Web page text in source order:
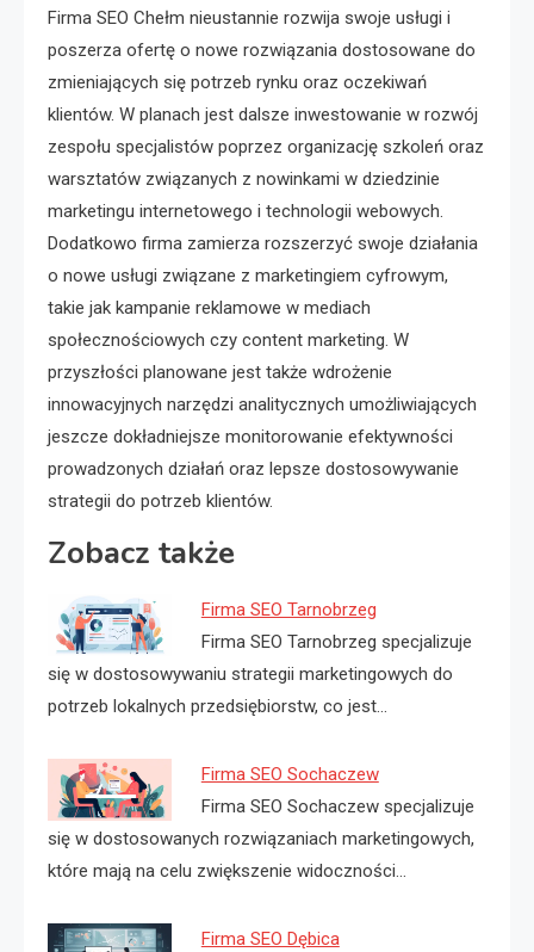
Firma SEO Chełm nieustannie rozwija swoje usługi i
poszerza ofertę o nowe rozwiązania dostosowane do
zmieniających się potrzeb rynku oraz oczekiwań
klientów. W planach jest dalsze inwestowanie w rozwój
zespołu specjalistów poprzez organizację szkoleń oraz
warsztatów związanych z nowinkami w dziedzinie
marketingu internetowego i technologii webowych.
Dodatkowo firma zamierza rozszerzyć swoje działania
o nowe usługi związane z marketingiem cyfrowym,
takie jak kampanie reklamowe w mediach
społecznościowych czy content marketing. W
przyszłości planowane jest także wdrożenie
innowacyjnych narzędzi analitycznych umożliwiających
jeszcze dokładniejsze monitorowanie efektywności
prowadzonych działań oraz lepsze dostosowywanie
strategii do potrzeb klientów.
Zobacz także
Firma SEO Tarnobrzeg
Firma SEO Tarnobrzeg specjalizuje
się w dostosowywaniu strategii marketingowych do
potrzeb lokalnych przedsiębiorstw, co jest…
Firma SEO Sochaczew
Firma SEO Sochaczew specjalizuje
się w dostosowanych rozwiązaniach marketingowych,
które mają na celu zwiększenie widoczności…
Firma SEO Dębica